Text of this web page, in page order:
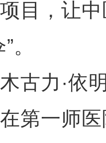
目，让
。
力·依明
第一师